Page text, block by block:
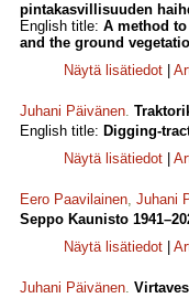
pintakasvillisuuden
English title: A method
and the ground
Näytä lisätiedot
Juhani Päivänen.
English title: Digging-
Näytä lisätiedot
Eero Paavilainen, Juhani
Seppo Kaunisto
Näytä lisätiedot
Juhani Päivänen.